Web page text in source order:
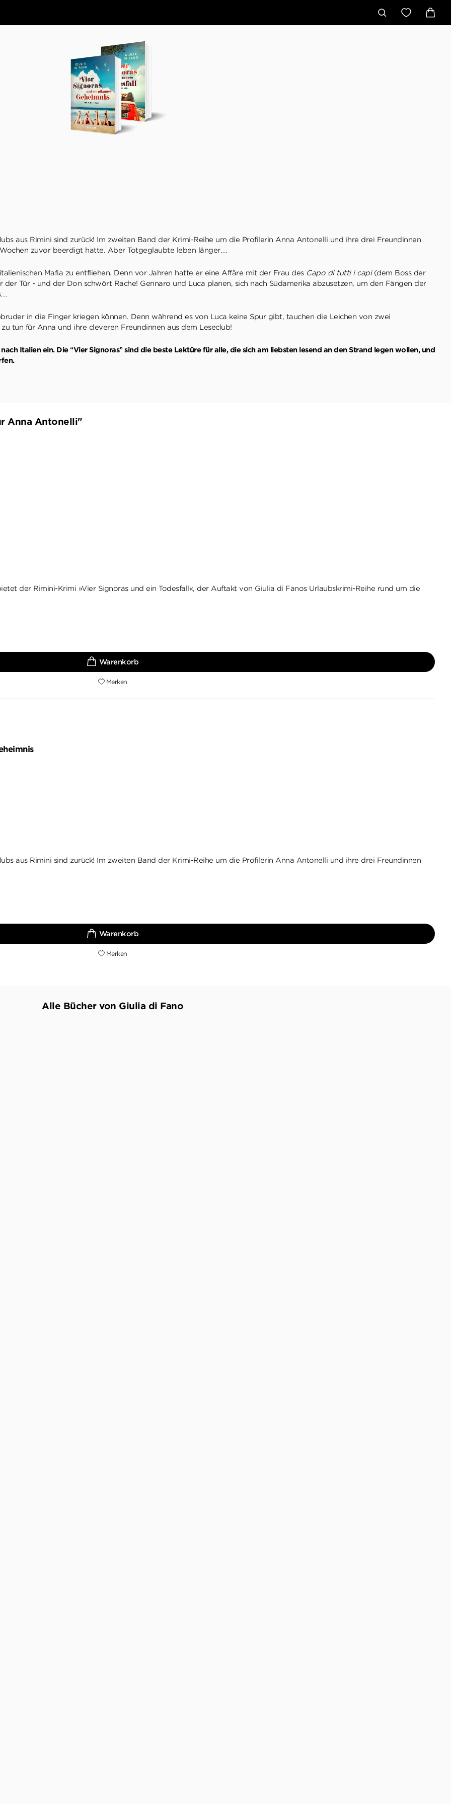
aus Rimini sind zurück! Im zweiten Band der Krimi-Reihe um die Profilerin Anna Antonelli und ihre drei Freundinnen
zuvor beerdigt hatte. Aber Totgeglaubte leben länger…
Mafia zu entfliehen. Denn vor Jahren hatte er eine Affäre mit der Frau des Capo di tutti i capi(dem Boss der
der Tür - und der Don schwört Rache! Gennaro und Luca planen, sich nach Südamerika abzusetzen, um den Fängen der
in die Finger kriegen können. Denn während es von Luca keine Spur gibt, tauchen die Leichen von zwei
tun für Anna und ihre cleveren Freundinnen aus dem Leseclub!
Italien ein. Die “Vier Signoras” sind die beste Lektüre für alle, die sich am liebsten lesend an den Strand legen wollen, und
Anna Antonelli"
der Rimini-Krimi »Vier Signoras und ein Todesfall«, der Auftakt von Giulia di Fanos Urlaubskrimi-Reihe rund um die
Merken
aus Rimini sind zurück! Im zweiten Band der Krimi-Reihe um die Profilerin Anna Antonelli und ihre drei Freundinnen
Merken
Alle Bücher von Giulia di Fano